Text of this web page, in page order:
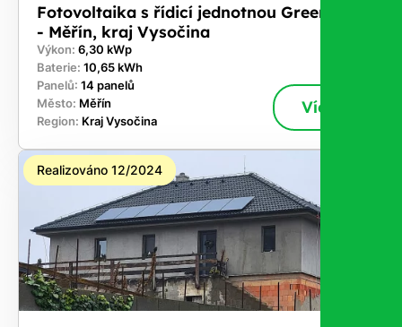
Fotovoltaika s řídicí jednotnou GreenBox
- Měřín, kraj Vysočina
Výkon: 6,30 kWp
Baterie: 10,65 kWh
Panelů: 14 panelů
Město: Měřín
Region: Kraj Vysočina
Více
Realizováno 12/2024